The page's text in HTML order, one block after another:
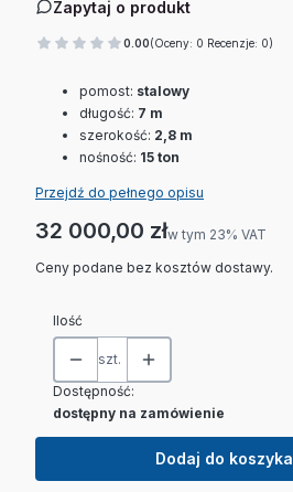
Zapytaj o produkt
0.00(Oceny: 0 Recenzje: 0)
pomost: stalowy
długość: 7 m
szerokość: 2,8 m
nośność: 15 ton
Przejdź do pełnego opisu
Cena
32 000,00 złw tym 23% VAT
w tym 23% VAT
Ceny podane bez kosztów dostawy.
Ilość
szt.
Dostępność:
dostępny na zamówienie
Dodaj do koszyka